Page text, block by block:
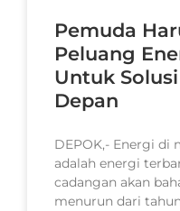
Pemuda
Peluang
Untuk
Depan
DEPOK,- Energi di
adalah energi
cadangan akan
menurun dari